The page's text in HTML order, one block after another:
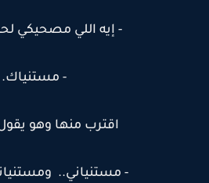
- إيه اللي مصحيكي لحد
- مستنياك.
اقترب منها وهو يقول
- مستنياني.. ومستنياني